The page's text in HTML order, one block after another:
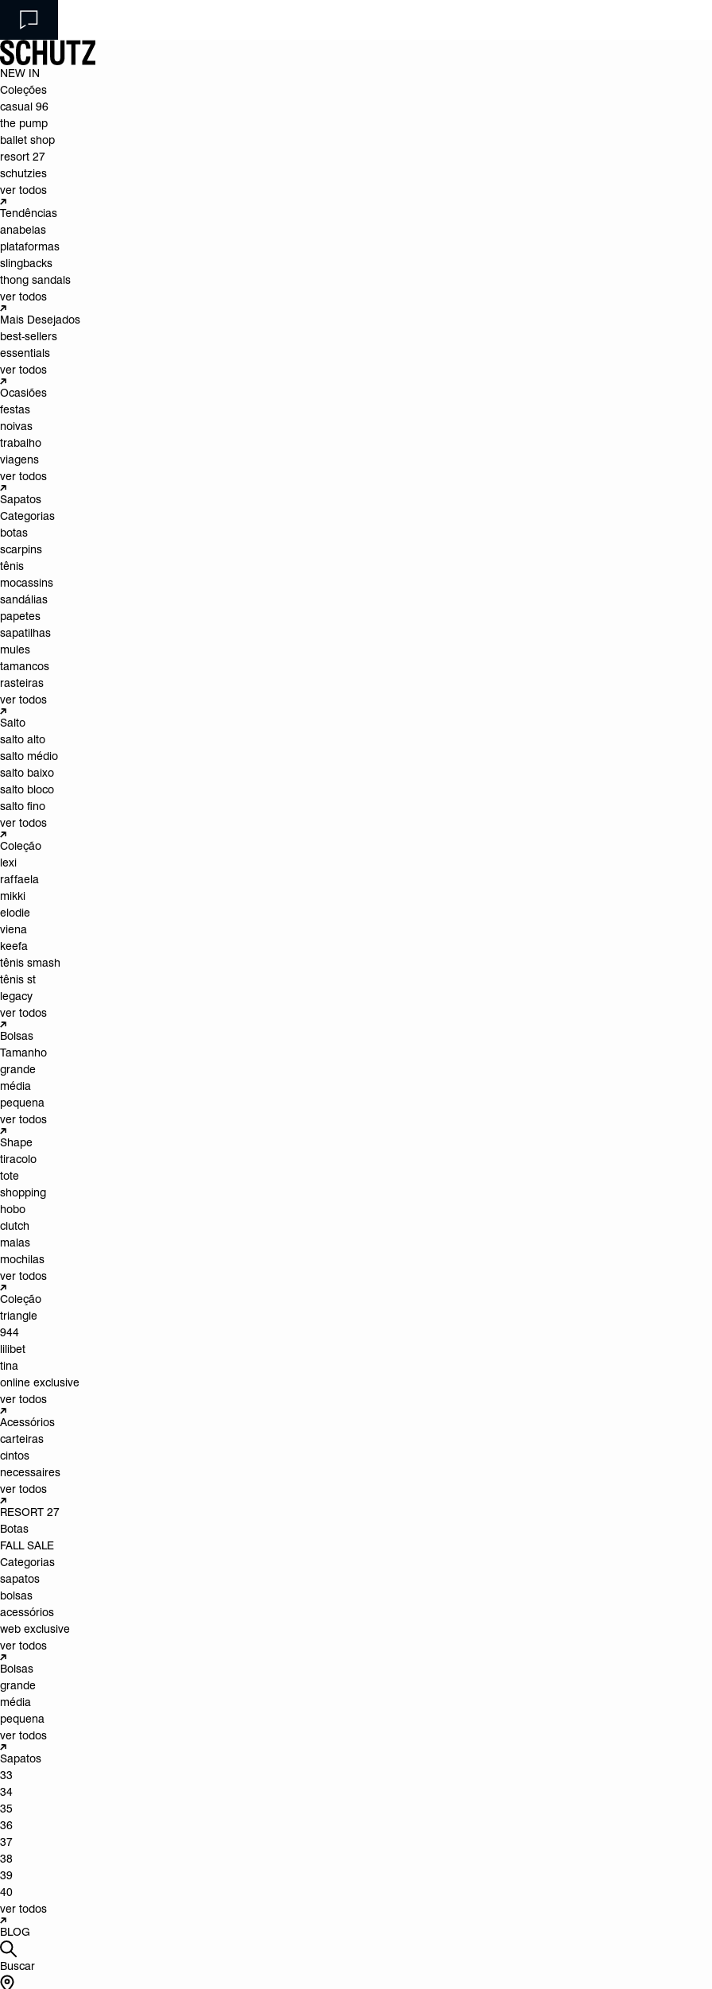
NEW IN
Coleções
casual 96
the pump
ballet shop
resort 27
schutzies
ver todos
Tendências
anabelas
plataformas
slingbacks
thong sandals
ver todos
Mais Desejados
best-sellers
essentials
ver todos
Ocasiões
festas
noivas
trabalho
viagens
ver todos
Sapatos
Categorias
botas
scarpins
tênis
mocassins
sandálias
papetes
sapatilhas
mules
tamancos
rasteiras
ver todos
Salto
salto alto
salto médio
salto baixo
salto bloco
salto fino
ver todos
Coleção
lexi
raffaela
mikki
elodie
viena
keefa
tênis smash
tênis st
legacy
ver todos
Bolsas
Tamanho
grande
média
pequena
ver todos
Shape
tiracolo
tote
shopping
hobo
clutch
malas
mochilas
ver todos
Coleção
triangle
944
lilibet
tina
online exclusive
ver todos
Acessórios
carteiras
cintos
necessaires
ver todos
RESORT 27
Botas
FALL SALE
Categorias
sapatos
bolsas
acessórios
web exclusive
ver todos
Bolsas
grande
média
pequena
ver todos
Sapatos
33
34
35
36
37
38
39
40
ver todos
BLOG
Buscar